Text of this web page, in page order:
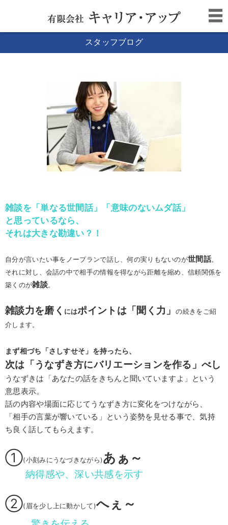
スタッフブログ
雑談を「単なる世間話」「意味のないムダ話」
と思っているなら、
それは大きな勘違い？！
自分が言いたい事をノープランで話し、何の実りもないのが世間話。
それに対し、会話の中で相手の情報を得ながら距離を縮め、信頼関係を
築くのが雑談。
雑談力を磨く にはポイントは「聞く力」の続きをご紹
介します。
まず相づち「さしすせそ」を持ったら、
次は「うなずき方にバリエーションを作る」べし
うなずきは「あなたの話をきちんと聞いていますよ」という
意思表示。
話の内容や場面に応じてうなずき方に変化をつけながら、
「相手の言葉が響いている」という姿勢を見せる事で、気持
ち良く話してもらえます。
①(小刻みにうなづきながら)あぁ～
納得感や、深い共感を示す
②(眉を少し上に動かして)へぇ～